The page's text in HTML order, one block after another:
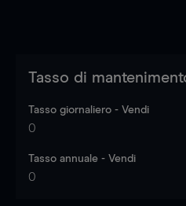
Tasso di
Tasso giornaliero - Vendi
0
Tasso annuale - Vendi
0